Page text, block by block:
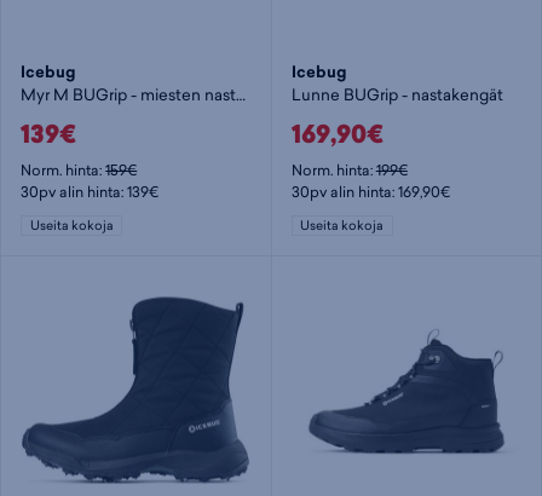
Icebug
Myr M BUGrip - miesten nastajuoksukengät
139€
Norm. hinta:159€
30pv alin hinta: 139€
Useita kokoja
Icebug
Lunne BUGrip - nastakengät
169,90€
Norm. hinta:199€
30pv alin hinta: 169,90€
Useita kokoja